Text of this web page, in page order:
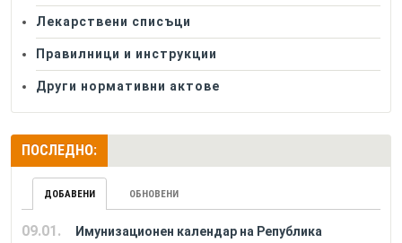
Лекарствени списъци
Правилници и инструкции
Други нормативни актове
ПОСЛЕДНО:
ДОБАВЕНИ ОБНОВЕНИ
09.01.
Имунизационен календар на Република